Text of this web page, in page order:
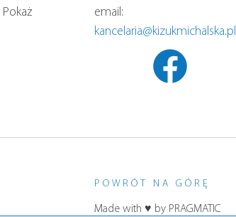
Pokaż
email:
kancelaria@kizukmichalska.pl
POWRÓT NA GÓRĘ
Made with ♥ by PRAGMATIC